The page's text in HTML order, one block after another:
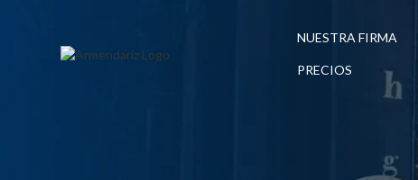
NUESTRA FIRMA
PRECIOS